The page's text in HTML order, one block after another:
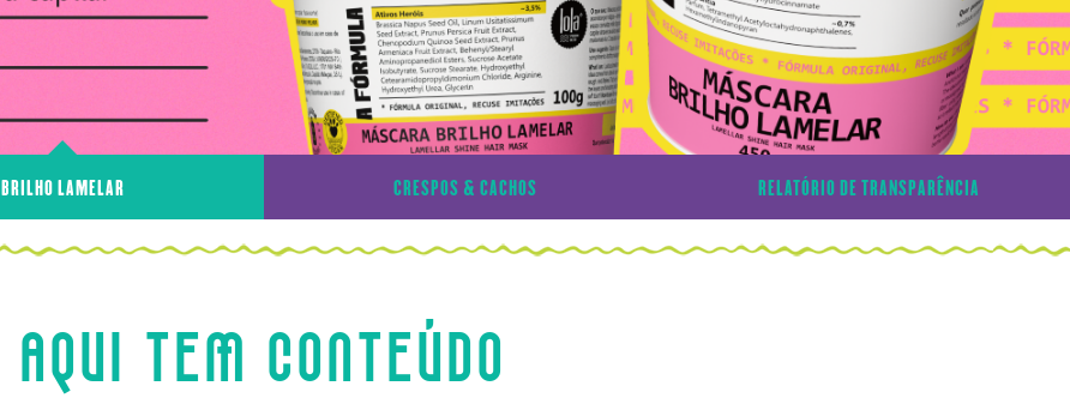
BRILHO LAMELAR CRESPOS & CACHOS RELATÓRIO DE TRANSPARÊNCIA
AQUI TEM CONTEÚDO